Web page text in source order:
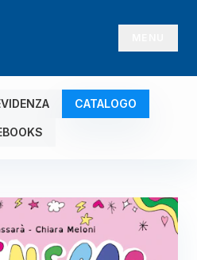
CATALOGO